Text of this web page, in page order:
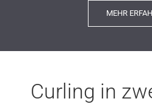
MEHR
Curling in